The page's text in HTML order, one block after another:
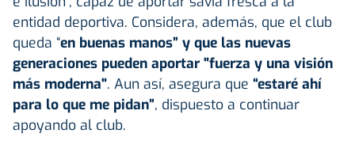
entidad deportiva. Considera, además, que el club
queda “en buenas manos” y que las nuevas
generaciones pueden aportar "fuerza y una visión
más moderna". Aun así, asegura que “estaré ahí
para lo que me pidan”, dispuesto a continuar
apoyando al club.